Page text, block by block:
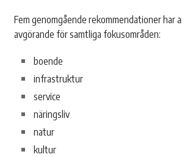
Fem genomgående rekommendationer har
avgörande för samtliga fokusområden:
boende
infrastruktur
service
näringsliv
natur
kultur